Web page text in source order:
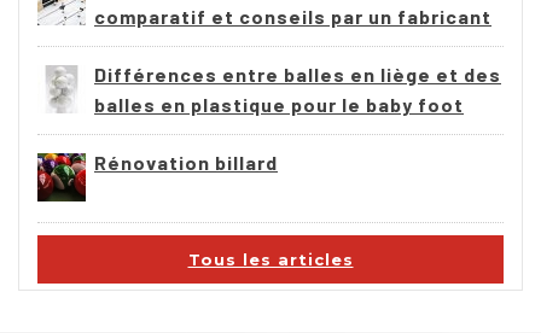
comparatif et conseils par un fabricant
Différences entre balles en liège et des
balles en plastique pour le baby foot
Rénovation billard
Tous les articles